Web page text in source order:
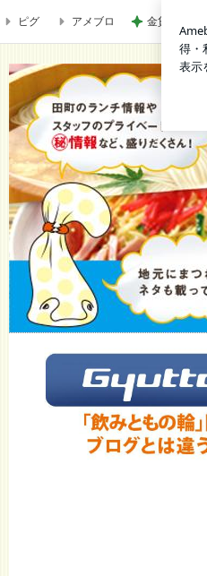
ピグ アメブロ 金貨を買い